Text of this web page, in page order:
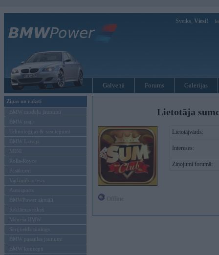
Sveiks, Viesi!
Galvenā Forums Galerijas
Ziņas un raksti
BMW modeļu jaunumi
BMW testi
Tehnoloģijas & sasniegumi
BMW Latvijā
MINI
Rolls-Royce
Pasākumi
Vadāmības tests
Autosports
BMWPower aktuāli
Reklāmas raksti
Mēneša BMW
Sērijveida tūnings
BMW pasaules jaunumi
BMW koncepti
Lietotāja
Lietotājvārds:
Intereses:
Ziņojumi forumā: